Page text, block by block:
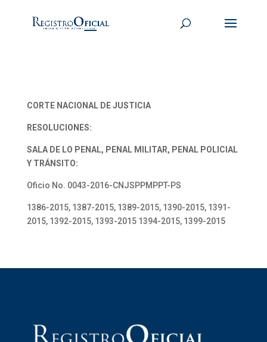
CORTE NACIONAL DE JUSTICIA
RESOLUCIONES:
SALA DE LO PENAL, PENAL MILITAR, PENAL POLICIAL
Y TRÁNSITO:
Oficio No. 0043-2016-CNJSPPMPPT-PS
1386-2015, 1387-2015, 1389-2015, 1390-2015, 1391-
2015, 1392-2015, 1393-2015 1394-2015, 1399-2015